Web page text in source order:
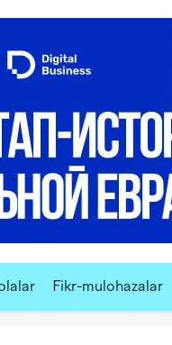
Fikr-mulohazalar